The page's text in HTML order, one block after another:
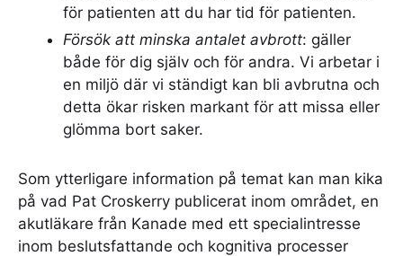
för patienten att du har tid för patienten.
Försök att minska antalet avbrott: gäller
både för dig själv och för andra. Vi arbetar i
en miljö där vi ständigt kan bli avbrutna och
detta ökar risken markant för att missa eller
glömma bort saker.
Som ytterligare information på temat kan man kika
på vad Pat Croskerry publicerat inom området, en
akutläkare från Kanade med ett specialintresse
inom beslutsfattande och kognitiva processer